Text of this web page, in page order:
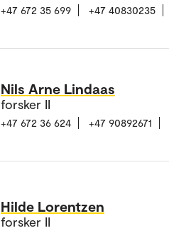
+47 672 35 699 +47 40830235
Nils Arne Lindaas
forsker II
+47 672 36 624 +47 90892671
Hilde Lorentzen
forsker II